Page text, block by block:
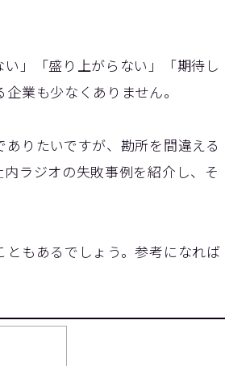
【
コミ
事例について知りたい
各社の動機をまとめました
【神戸製鋼所様】
【住友ゴム工業様①】
【大阪ガスビジネスクリエイト様】
コミュニケーションの課題をデータで
見る
」「盛り上がらない」「期待し
業も少なくありません。
りたいですが、勘所を間違える
ラジオの失敗事例を紹介し、そ
ともあるでしょう。参考になれば